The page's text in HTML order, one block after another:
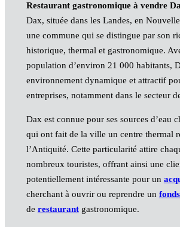
Restaurant gastronomique à vendre
Dax, située dans les Landes, en
une commune qui se distingue par son
historique, thermal et gastronomique.
population d’environ 21 000 habitants,
environnement dynamique et attractif
entreprises, notamment dans le secteur
Dax est connue pour ses sources d’eau
qui ont fait de la ville un centre thermal
l’Antiquité. Cette particularité attire
nombreux touristes, offrant ainsi une
potentiellement intéressante pour un
cherchant à ouvrir ou reprendre un
de restaurantgastronomique.